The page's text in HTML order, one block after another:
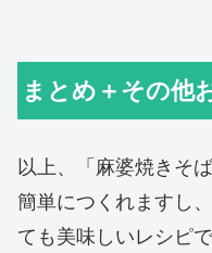
まとめ＋その他
以上、「麻婆焼きそ
簡単につくれますし、
ても美味しいレシピ